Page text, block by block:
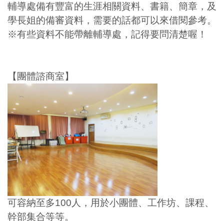
輔導處備有豐富的生涯相關資料、書籍、簡章，及
學長姐的備審資料，需要的話都可以來借閱參考。
※有些資料不能帶離輔導處，記得要問清楚喔！
【團體諮商室】
可容納至多100人，用於小團體、工作坊、課程、
幹部集合等等。